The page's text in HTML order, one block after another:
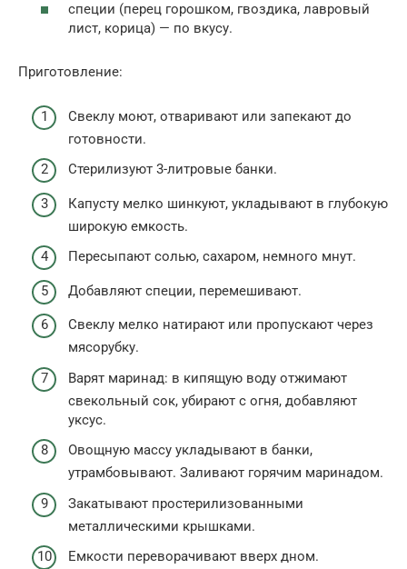
специи (перец горошком, гвоздика, лавровый
лист, корица) — по вкусу.
Приготовление:
Свеклу моют, отваривают или запекают до
готовности.
Стерилизуют 3-литровые банки.
Капусту мелко шинкуют, укладывают в глубокую
широкую емкость.
Пересыпают солью, сахаром, немного мнут.
Добавляют специи, перемешивают.
Свеклу мелко натирают или пропускают через
мясорубку.
Варят маринад: в кипящую воду отжимают
свекольный сок, убирают с огня, добавляют
уксус.
Овощную массу укладывают в банки,
утрамбовывают. Заливают горячим маринадом.
Закатывают простерилизованными
металлическими крышками.
Емкости переворачивают вверх дном.